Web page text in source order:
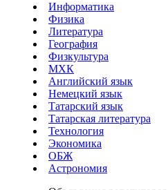
Информатика
Физика
Литература
География
Физкультура
МХК
Английский язык
Немецкий язык
Татарский язык
Татарская литература
Технология
Экономика
ОБЖ
Астрономия